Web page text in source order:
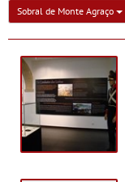
Sobral de Monte Agraço